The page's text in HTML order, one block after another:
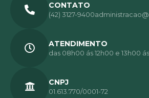
CONTATO
(42) 3127-9400
ATENDIMENTO
das 08h00 ás 12h00 e 13h00
CNPJ
01.613.770/0001-72